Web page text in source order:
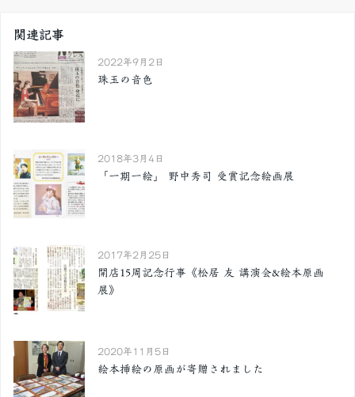
関連記事
2022年9月2日
珠玉の音色
2018年3月4日
「一期一絵」 野中秀司 受賞記念絵画展
2017年2月25日
開店15周記念行事《松居 友 講演会&絵本原画
展》
2020年11月5日
絵本挿絵の原画が寄贈されました